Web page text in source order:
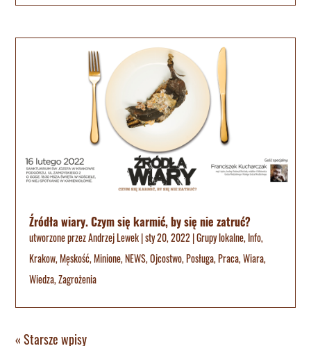
Źródła wiary. Czym się karmić, by się nie zatruć?
utworzone przezAndrzej Lewek|sty 20, 2022|Grupy lokalne, Info,
Krakow,Męskość,Minione,NEWS,Ojcostwo,Posługa,Praca,Wiara,
Wiedza,Zagrożenia
« Starsze wpisy